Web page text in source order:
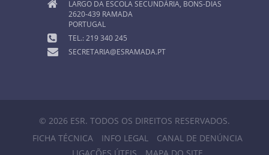
LARGO DA ESCOLA SECUNDÁRIA, BONS-DIAS
2620-439 RAMADA
PORTUGAL
TEL.: 219 340 245
SECRETARIA@ESRAMADA.PT
© 2026 ESR. TODOS OS DIREITOS RESERVADOS.
FICHA TÉCNICA
INFO LEGAL
CANAL DE DENÚNCIA